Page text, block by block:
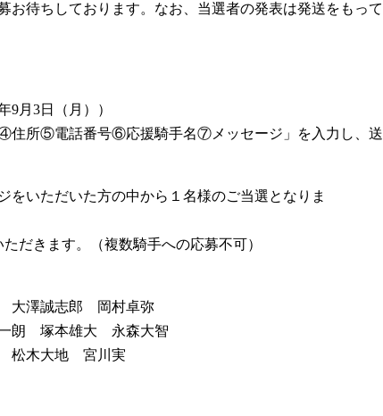
お待ちしております。なお、当選者の発表は発送をもって
9月3日（月））
所⑤電話番号⑥応援騎手名⑦メッセージ」を入力し、送
いただいた方の中から１名様のご当選となりま
だきます。（複数騎手への応募不可）
澤誠志郎 岡村卓弥
朗 塚本雄大 永森大智
松木大地 宮川実